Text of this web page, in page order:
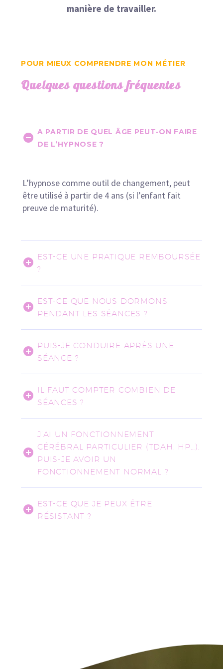
manière de travailler.
POUR MIEUX COMPRENDRE MON MÉTIER
Quelques questions fréquentes
A PARTIR DE QUEL ÂGE PEUT-ON FAIRE
DE L’HYPNOSE ?
L’hypnose comme outil de changement, peut
être utilisé à partir de 4 ans (si l’enfant fait
preuve de maturité).
EST-CE UNE PRATIQUE REMBOURSÉE
?
EST-CE QUE NOUS DORMONS
PENDANT LES SÉANCES ?
PUIS-JE CONDUIRE APRÈS UNE
SÉANCE ?
IL FAUT COMPTER COMBIEN DE
SÉANCES ?
J’AI UN FONCTIONNEMENT
CÉRÉBRAL PARTICULIER (TDAH, HP…),
PUIS-JE AVOIR UN
FONCTIONNEMENT NORMAL ?
EST-CE QUE JE PEUX ÊTRE
RÉSISTANT ?